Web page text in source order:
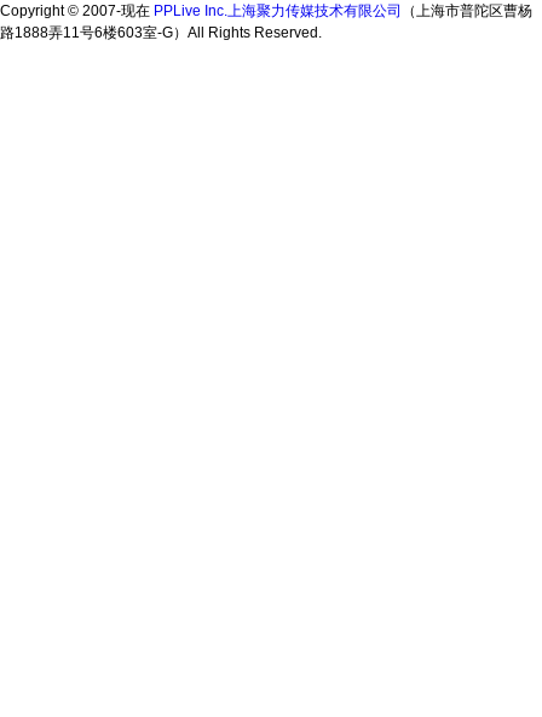
Copyright © 2007-现在 PPLive Inc.上海聚力传媒技术有限公司
（上海市普陀区曹杨
路1888弄11号6楼603室-G）All Rights Reserved.